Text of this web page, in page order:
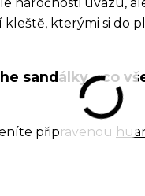
kleště, kterými si do
sandálky - co
připravenou